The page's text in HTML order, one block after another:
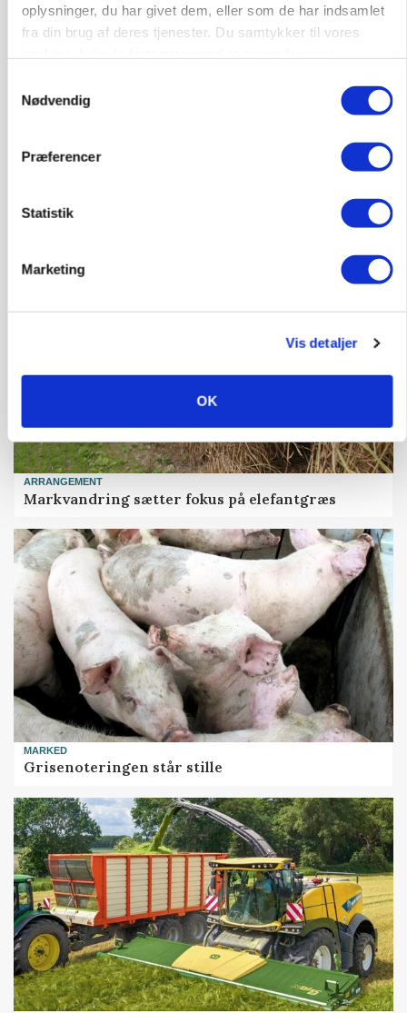
oplysninger, du har givet dem, eller som de har indsamlet
fra din brug af deres tjenester. Du samtykker til vores
Nødvendig
Præferencer
Statistik
Marketing
Vis detaljer
OK
GRISE
Forserie til selvkørende skårlægger afprøves i år
ARRANGEMENT
Markvandring sætter fokus på elefantgræs
MARKED
Grisenoteringen står stille